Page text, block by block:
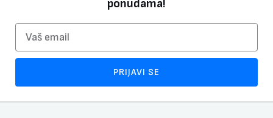
ponudama!
PRIJAVI SE